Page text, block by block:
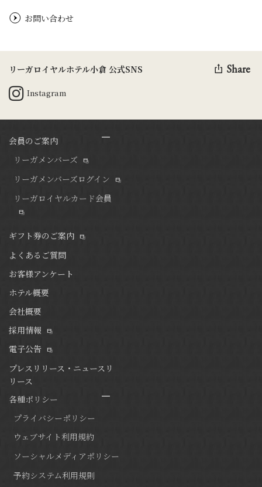
お問い合わせ
リーガロイヤルホテル小倉 公式SNS
Instagram
Share
会員のご案内
リーガメンバーズ
リーガメンバーズログイン
リーガロイヤルカード会員
ギフト券のご案内
よくあるご質問
お客様アンケート
ホテル概要
会社概要
採用情報
電子公告
プレスリリース・ニュースリ
リース
各種ポリシー
プライバシーポリシー
ウェブサイト利用規約
ソーシャルメディアポリシー
予約システム利用規則